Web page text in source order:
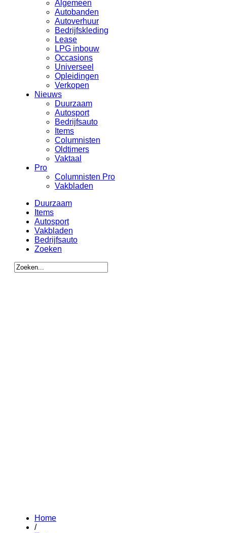
Algemeen
Autobanden
Autoverhuur
Bedrijfskleding
Lease
LPG inbouw
Occasions
Universeel
Opleidingen
Verkopen
Nieuws
Duurzaam
Autosport
Bedrijfsauto
Items
Columnisten
Oldtimers
Vaktaal
Pro
Columnisten Pro
Vakbladen
Duurzaam
Items
Autosport
Vakbladen
Bedrijfsauto
Zoeken
Home
/